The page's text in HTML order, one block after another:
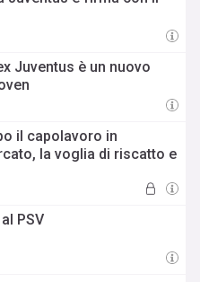
Juventus è un nuovo
il capolavoro in
la voglia di riscatto e
PSV